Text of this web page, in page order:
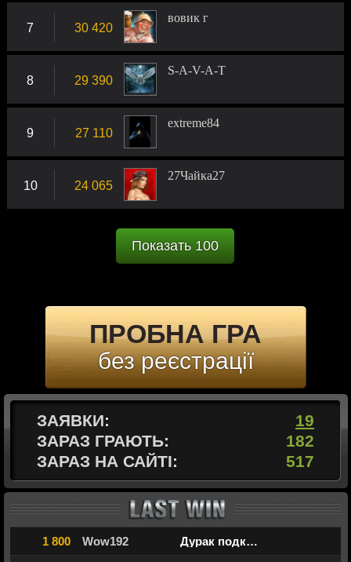
7 30 420
вовик г
8 29 390
S-A-V-A-T
9 27 110
extreme84
10 24 065
27Чайка27
Показать 100
ПРОБНА ГРА
без реєстрації
ЗАЯВКИ:
19
ЗАРАЗ ГРАЮТЬ:
182
ЗАРАЗ НА САЙТІ:
517
1 800 Wow192 Дурак подкидной командный